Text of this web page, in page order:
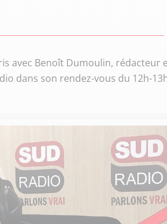
avec Benoît Dumoulin, rédacteur
dans son rendez-vous du 12h-